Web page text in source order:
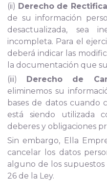
(ii) Derecho de
de su información
desactualizada, sea
incompleta. Para el
deberá indicar las
la documentación que
(iii) Derecho de
eliminemos su
bases de datos cuando
está siendo utilizada
deberes y obligaciones
Sin embargo, Ella
cancelar los datos
alguno de los
26 de la Ley.